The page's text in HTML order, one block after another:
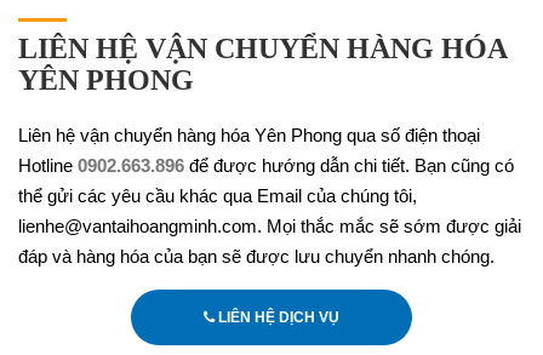
LIÊN HỆ VẬN CHUYỂN HÀNG HÓA
YÊN PHONG
Liên hệ vận chuyển hàng hóa Yên Phong qua số điện thoại
Hotline 0902.663.896 để được hướng dẫn chi tiết. Bạn cũng có
thể gửi các yêu cầu khác qua Email của chúng tôi,
lienhe@vantaihoangminh.com. Mọi thắc mắc sẽ sớm được giải
đáp và hàng hóa của bạn sẽ được lưu chuyển nhanh chóng.
LIÊN HỆ DỊCH VỤ